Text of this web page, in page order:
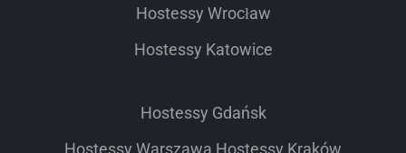
Hostessy Wrocław
Hostessy Katowice
Hostessy Gdańsk
Hostessy Warszawa Hostessy Kraków